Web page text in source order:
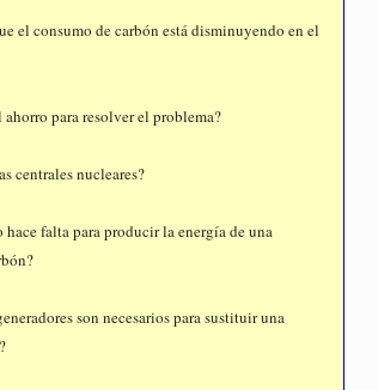
el consumo de carbón está disminuyendo en el
ahorro para resolver el problema?
centrales nucleares?
hace falta para producir la energía de una
son necesarios para sustituir una